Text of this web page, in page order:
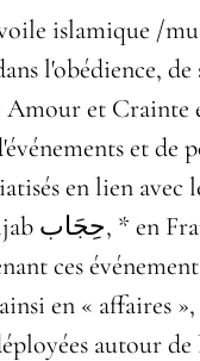
islamique /
l'obédience,
Amour et Crainte
et de
en lien avec
حِجَاب, * en
ces
en « affaires »,
autour